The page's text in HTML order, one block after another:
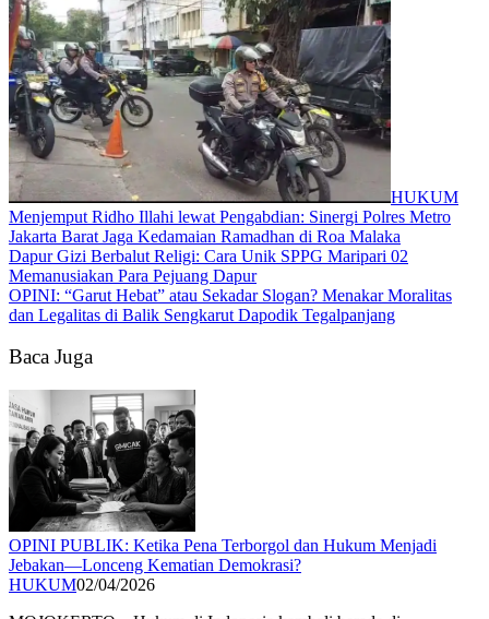
HUKUM
Menjemput Ridho Illahi lewat Pengabdian: Sinergi Polres Metro
Jakarta Barat Jaga Kedamaian Ramadhan di Roa Malaka
Dapur Gizi Berbalut Religi: Cara Unik SPPG Maripari 02
Memanusiakan Para Pejuang Dapur
OPINI: “Garut Hebat” atau Sekadar Slogan? Menakar Moralitas
dan Legalitas di Balik Sengkarut Dapodik Tegalpanjang
Baca Juga
OPINI PUBLIK: Ketika Pena Terborgol dan Hukum Menjadi
Jebakan—Lonceng Kematian Demokrasi?
HUKUM02/04/2026